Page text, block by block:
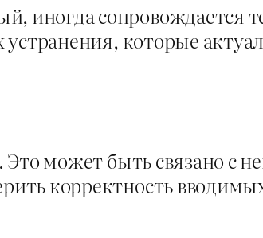
иногда сопровождается
которые
Это может быть связано с
корректность